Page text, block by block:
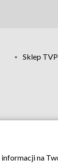
Sklep TVP
na